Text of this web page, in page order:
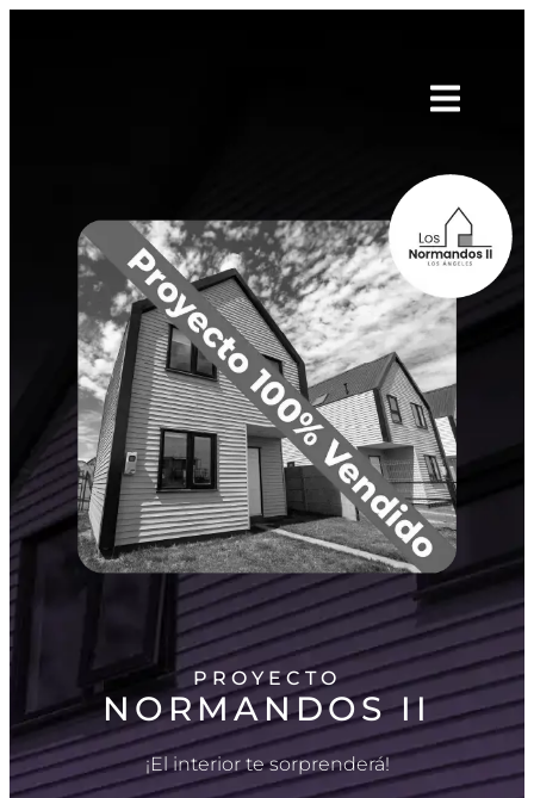
PROYECTO
NORMANDOS II
¡El interior te sorprenderá!